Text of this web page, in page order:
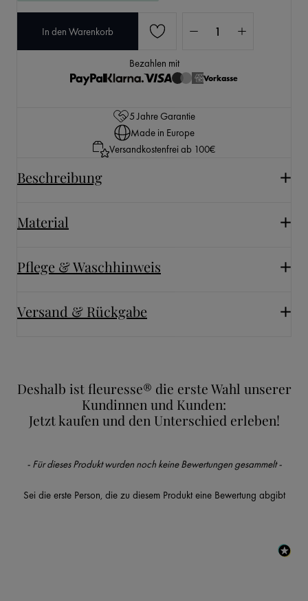
In den Warenkorb
Bezahlen mit
Vorkasse
5 Jahre Garantie
Made in Europe
Versandkostenfrei ab 100€
Beschreibung
Material
Pflege & Waschhinweis
Versand & Rückgabe
Deshalb ist fleuresse® die erste Wahl unserer
Kundinnen und Kunden:
Jetzt kaufen und den Unterschied erleben!
- Für dieses Produkt wurden noch keine Bewertungen gesammelt -
Sei die erste Person, die zu diesem Produkt eine Bewertung abgibt
New content loaded